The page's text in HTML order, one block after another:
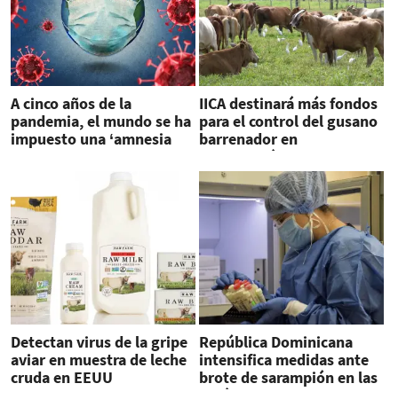
A cinco años de la
pandemia, el mundo se ha
impuesto una ‘amnesia
IICA destinará más fondos
para el control del gusano
barrenador en
Centroamérica
Detectan virus de la gripe
aviar en muestra de leche
cruda en EEUU
República Dominicana
intensifica medidas ante
brote de sarampión en las
Américas